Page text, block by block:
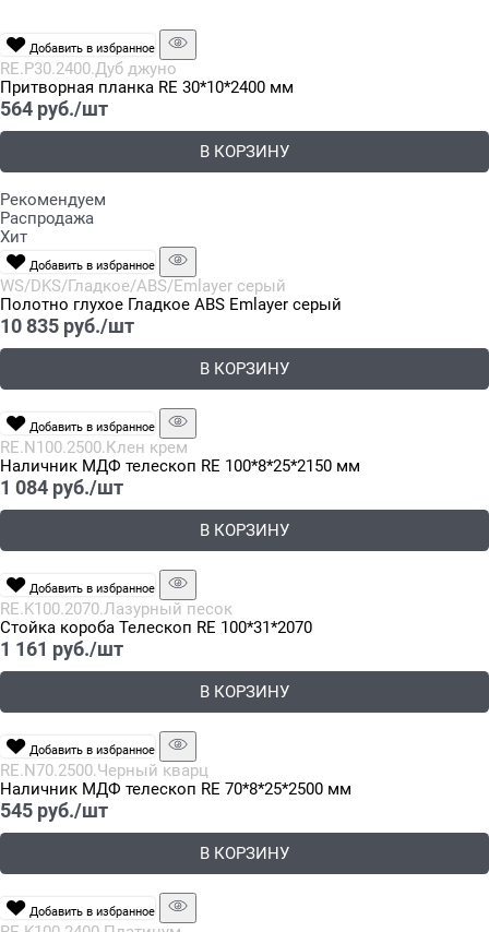
Добавить в избранное
RE.P30.2400.Дуб джуно
Притворная планка RE 30*10*2400 мм
564 руб./шт
В КОРЗИНУ
Рекомендуем
Распродажа
Хит
Добавить в избранное
WS/DKS/Гладкое/ABS/Emlayer серый
Полотно глухое Гладкое ABS Emlayer серый
10 835 руб./шт
В КОРЗИНУ
Добавить в избранное
RE.N100.2500.Клен крем
Наличник МДФ телескоп RE 100*8*25*2150 мм
1 084 руб./шт
В КОРЗИНУ
Добавить в избранное
RE.K100.2070.Лазурный песок
Стойка короба Телескоп RE 100*31*2070
1 161 руб./шт
В КОРЗИНУ
Добавить в избранное
RE.N70.2500.Черный кварц
Наличник МДФ телескоп RE 70*8*25*2500 мм
545 руб./шт
В КОРЗИНУ
Добавить в избранное